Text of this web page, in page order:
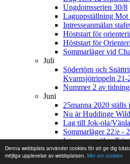
Denna webbplats använder cookies för att ge dig
möjliga upplevelse av webbplatsen. Mer om cookies
Ungdomsserien 30/8
Laguppställning Mot
Intresseanmälan
Höststart för
Höststart för
Sommarläger vid
Juli
Södertörn och
Kvarnsjötrippeln 21-
Nummer 2 av
Juni
25manna 2020 ställs
Nu är Huddinge
Lag till Jok-ola/
Sommarläger 22:e -
Intresseanmälan
Vänla 13/6
Maj